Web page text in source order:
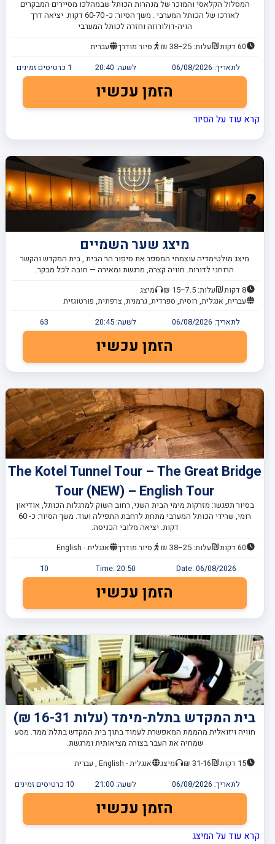
המסלול הקלאסי והמוכר של מנהרות הכותל שבמהלכו מסיירים המבקרים
לאורכו של הכותל המערבי . משך הסיור: כ- 60-70 דקות. יציאה דרך
הויה-דולורוזה וחזרה לכותל המערבי
60 דקות עלות: 25–38 ₪ סיור מודרך
עברית
לתאריך: 06/08/2026 לשעה: 20:40
1 כרטיסים זמינים
הזמן עכשיו
קרא עוד על הסיור
מיצג שער השמיים
מיצג מולטימדיה עוצמתי המספר את סיפור הר הבית , בית המקדש והקשר
הרוחני לדורות. חוויה קצרה, מרגשת ומאירה — חובה לכל מבקר.
8 דקות עלות: 7.5–15 ₪
מיצג
עברית, אנגלית, רוסית, ספרדית, גרמנית, צרפתית, פורטוגזית
לתאריך: 06/08/2026 לשעה:20:45
63
הזמן עכשיו
The Kotel Tunnel Tour – The Great Bridge
Tour (NEW) – English Tour
בסיור תפגשו: מזרקות מימי הבית השני, רחוב השוק למרגלות הכותל, אודיאון
רומי, שרידי הכותל המערבי מתחת לרחבת התפילה ועוד. משך הסיור: כ- 60
דקות. יציאה מלובי הכניסה.
60 דקות עלות: 25–38 ₪ סיור מודרך
אנגלית - English
Date: 06/08/2026
Time: 20:50
10
הזמן עכשיו
בית המקדש בתלת-מימד (עלות 16-31 ₪)
חוויה ויזואלית מהממת המאפשרת לעמוד בתוך בית המקדש בתלת־ממד. מסע
שמחיה את העבר בצורה מציאותית ומרגשת.
15 דקות 31-16 ₪ מיצג
אנגלית - English , עברית
לתאריך: 06/08/2026 לשעה: 21:00
10 כרטיסים זמינים
הזמן עכשיו
קרא עוד על המיצג